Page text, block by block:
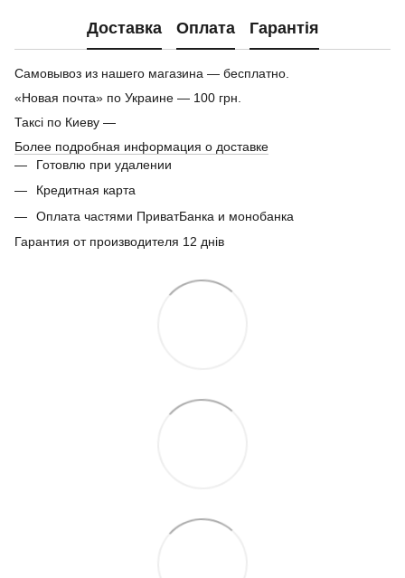
Доставка Оплата Гарантія
Самовывоз из нашего магазина — бесплатно.
«Новая почта» по Украине — 100 грн.
Таксі по Киеву —
Более подробная информация о доставке
Готовлю при удалении
Кредитная карта
Оплата частями ПриватБанка и монобанка
Гарантия от производителя 12 днів